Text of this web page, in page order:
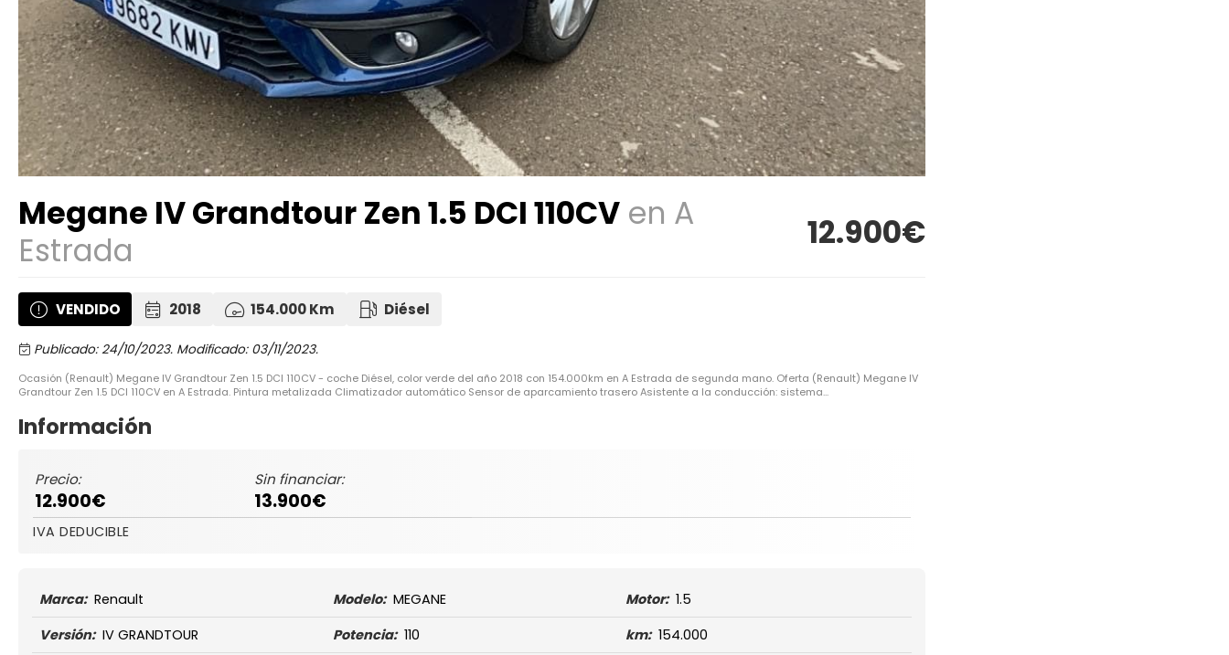
Megane IV Grandtour Zen 1.5 DCI 110CV en A
Estrada
12.900€
VENDIDO 2018 154.000 Km Diésel
Publicado: 24/10/2023. Modificado: 03/11/2023.
Ocasión (Renault) Megane IV Grandtour Zen 1.5 DCI 110CV - coche Diésel, color verde del año 2018 con 154.000km en A Estrada de segunda mano. Oferta (Renault) Megane IV
Grandtour Zen 1.5 DCI 110CV en A Estrada. Pintura metalizada Climatizador automático Sensor de aparcamiento trasero Asistente a la conducción: sistema...
Información
Precio:
12.900€
Sin financiar:
13.900€
IVA DEDUCIBLE
Marca: Renault Modelo: MEGANE Motor: 1.5
Versión: IV GRANDTOUR Potencia: 110 km: 154.000